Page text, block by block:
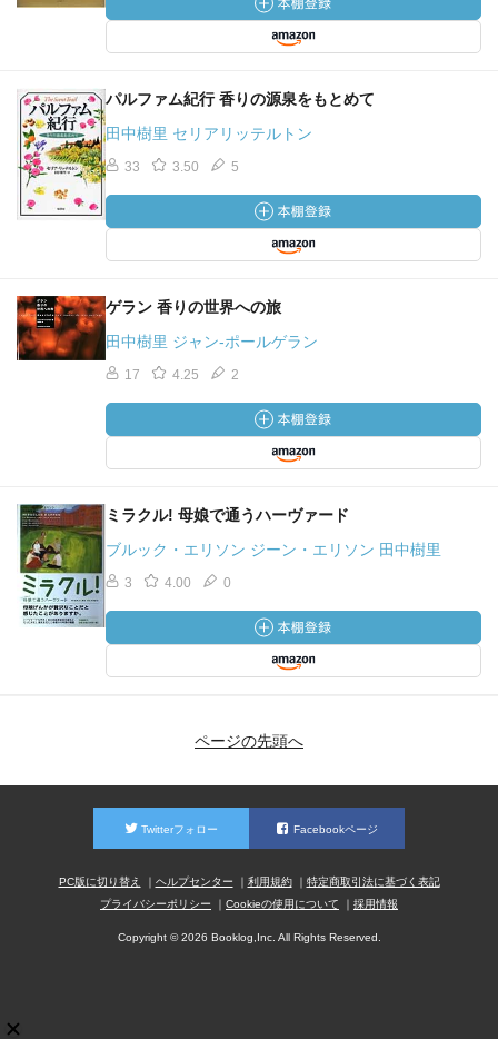
パルファム紀行 香りの源泉をもとめて
田中樹里 セリアリッテルトン
33 3.50 5
ゲラン 香りの世界への旅
田中樹里 ジャン‐ポールゲラン
17 4.25 2
ミラクル! 母娘で通うハーヴァード
ブルック・エリソン ジーン・エリソン 田中樹里
3 4.00 0
ページの先頭へ
Twitterフォロー Facebookページ
PC版に切り替え ヘルプセンター 利用規約
特定商取引法に基づく表記
プライバシーポリシー
Cookieの使用について 採用情報
Copyright © 2026 Booklog,Inc. All Rights Reserved.